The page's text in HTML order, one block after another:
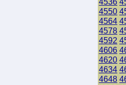
4550
4564
4578
4592
4606
4620
4634
4648